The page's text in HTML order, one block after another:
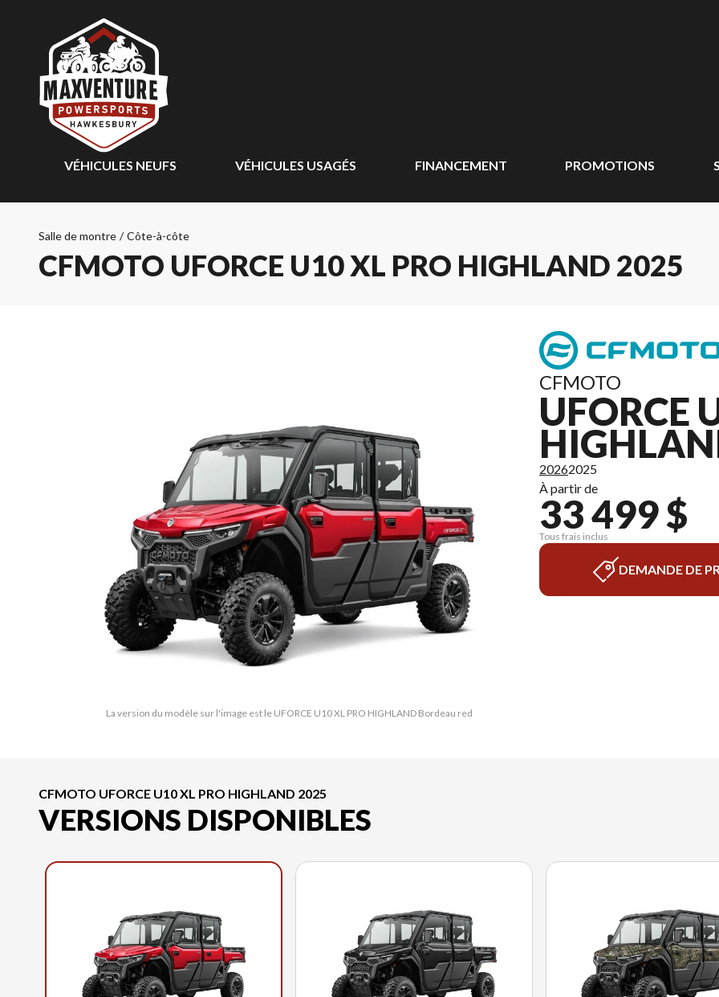
VÉHICULES NEUFS VÉHICULES USAGÉS FINANCEMENT PROMOTIONS
Salle de montre / Côte-à-côte
CFMOTO UFORCE U10 XL PRO HIGHLAND 2025
La version du modèle sur l'image est le UFORCE U10 XL PRO HIGHLAND Bordeau red
CFMOTO
UFORCE
20262025
À partir de
33 499 $
Tous frais inclus
DEMANDE DE
CFMOTO UFORCE U10 XL PRO HIGHLAND 2025
VERSIONS DISPONIBLES